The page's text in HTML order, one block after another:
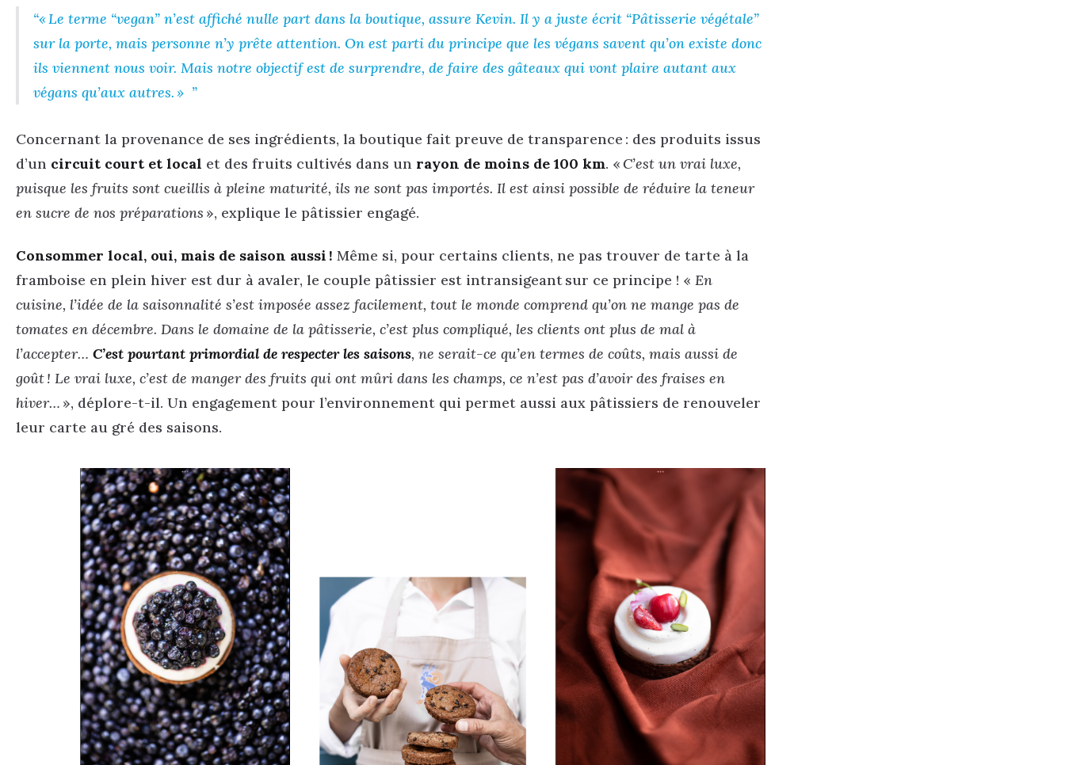
«Le terme “vegan” n’est affiché nulle part dans la boutique, assure Kevin. Il y a juste écrit “Pâtisserie végétale”
sur la porte, mais personne n’y prête attention. On est parti du principe que les végans savent qu’on existe donc
ils viennent nous voir. Mais notre objectif est de surprendre, de faire des gâteaux qui vont plaire autant aux
végans qu’aux autres.»
Concernant la provenance de ses ingrédients, la boutique fait preuve de transparence : des produits issus
d’un circuit court et local et des fruits cultivés dans un rayon de moins de 100 km. «C’est un vrai luxe,
puisque les fruits sont cueillis à pleine maturité, ils ne sont pas importés. Il est ainsi possible de réduire la teneur
en sucre de nos préparations », explique le pâtissier engagé.
Consommer local, oui, mais de saison aussi ! Même si, pour certains clients, ne pas trouver de tarte à la
framboise en plein hiver est dur à avaler, le couple pâtissier est intransigeant sur ce principe ! « En
cuisine, l’idée de la saisonnalité s’est imposée assez facilement, tout le monde comprend qu’on ne mange pas de
tomates en décembre. Dans le domaine de la pâtisserie, c’est plus compliqué, les clients ont plus de mal à
l’accepter… C’est pourtant primordial de respecter les saisons, ne serait-ce qu’en termes de coûts, mais aussi de
goût ! Le vrai luxe, c’est de manger des fruits qui ont mûri dans les champs, ce n’est pas d’avoir des fraises en
hiver… », déplore-t-il. Un engagement pour l’environnement qui permet aussi aux pâtissiers de renouveler
leur carte au gré des saisons.